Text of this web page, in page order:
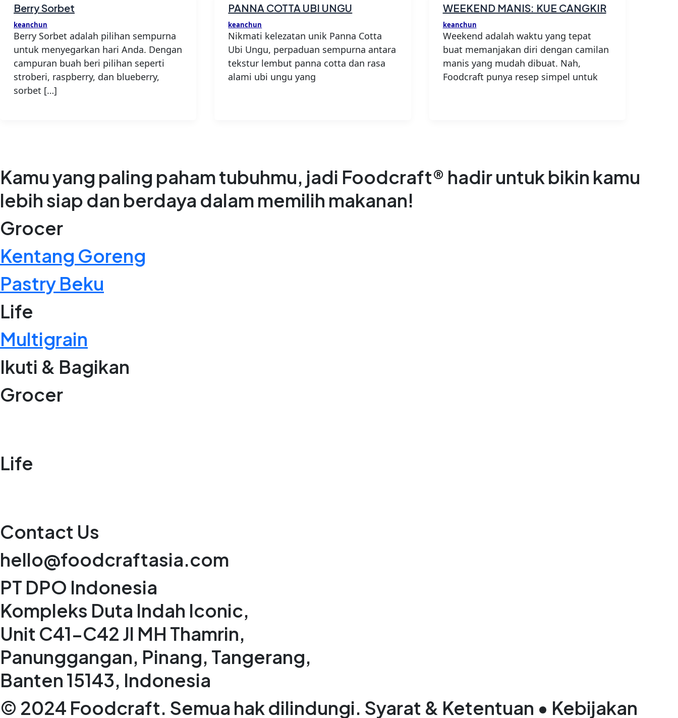
Berry Sorbet
keanchun
Berry Sorbet adalah pilihan sempurna
untuk menyegarkan hari Anda. Dengan
campuran buah beri pilihan seperti
stroberi, raspberry, dan blueberry,
sorbet […]
PANNA COTTA UBI UNGU
keanchun
Nikmati kelezatan unik Panna Cotta
Ubi Ungu, perpaduan sempurna antara
tekstur lembut panna cotta dan rasa
alami ubi ungu yang
WEEKEND MANIS: KUE CANGKIR
keanchun
Weekend adalah waktu yang tepat
buat memanjakan diri dengan camilan
manis yang mudah dibuat. Nah,
Foodcraft punya resep simpel untuk
Kamu yang paling paham tubuhmu, jadi Foodcraft® hadir untuk bikin kamu
lebih siap dan berdaya dalam memilih makanan!
Grocer
Kentang Goreng
Pastry Beku
Life
Multigrain
Ikuti & Bagikan
Grocer
Life
Contact Us
hello@foodcraftasia.com
PT DPO Indonesia
Kompleks Duta Indah Iconic,
Unit C41-C42 Jl MH Thamrin,
Panunggangan, Pinang, Tangerang,
Banten 15143, Indonesia
© 2024 Foodcraft. Semua hak dilindungi. Syarat & Ketentuan • Kebijakan